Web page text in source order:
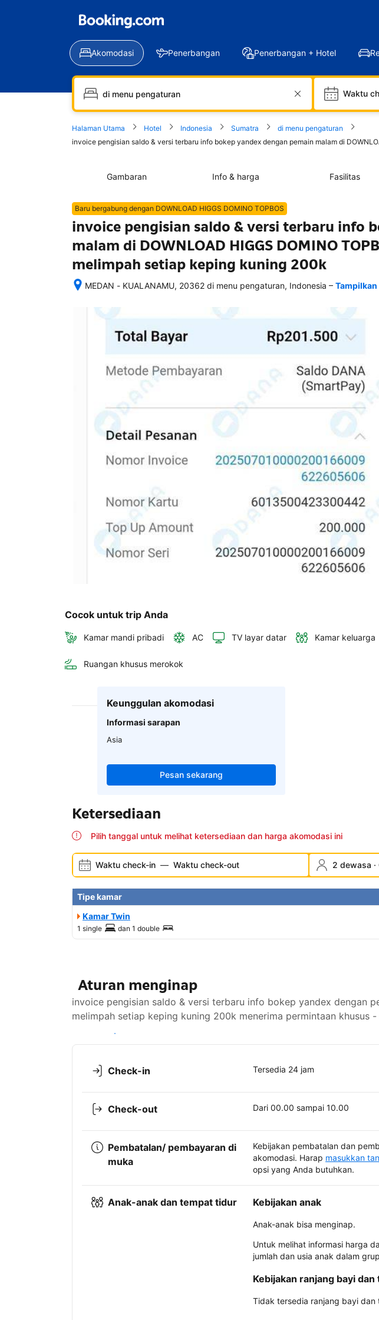
Akomodasi Penerbangan Penerbangan + Hotel
Waktu
Halaman Utama Hotel Indonesia Sumatra
di menu pengaturan
invoice pengisian saldo & versi terbaru info bokep yandex dengan pemain malam di
Gambaran Info & harga Fasilitas
Baru bergabung dengan DOWNLOAD HIGGS DOMINO TOPBOS
invoice pengisian saldo & versi terbaru info
malam di DOWNLOAD HIGGS DOMINO
melimpah setiap keping kuning 200k
MEDAN - KUALANAMU, 20362 di menu pengaturan, Indonesia
memesan,
semua
akomodasi
termasuk
nomor
telepon
dalam
pemesanan
Anda.
– Tampilkan
Cocok untuk trip Anda
Kamar mandi pribadi AC TV layar datar Kamar keluarga
Ruangan khusus merokok
Keunggulan akomodasi
Informasi sarapan
Asia
Pesan sekarang
Ketersediaan
Pilih tanggal untuk melihat ketersediaan dan harga akomodasi ini
Waktu check-in — Waktu check-out 2 dewasa ·
Tipe kamar
Kamar Twin
1 single dan 1 double
Aturan menginap
invoice pengisian saldo & versi terbaru info bokep yandex dengan
melimpah setiap keping kuning 200k menerima permintaan khusus
Lihat ketersediaan
Check-in Tersedia 24 jam
Check-out Dari 00.00 sampai 10.00
Pembatalan/ pembayaran di
muka
Kebijakan pembatalan dan
akomodasi. Harap masukkan
opsi yang Anda butuhkan.
Anak-anak dan tempat tidur Kebijakan anak
Anak-anak bisa menginap.
Untuk melihat informasi harga
jumlah dan usia anak dalam
Kebijakan ranjang bayi
Tidak tersedia ranjang bayi